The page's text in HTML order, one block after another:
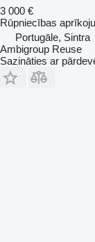
3 000 €
Rūpniecības
Portugāle, Sintra
Ambigroup Reuse
Sazināties ar